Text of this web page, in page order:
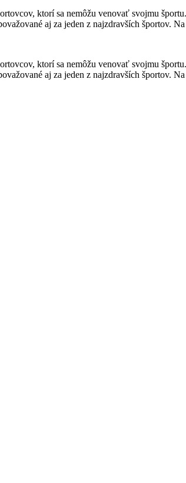
ktorí sa nemôžu venovať svojmu
aj za jeden z najzdravších športov.
ktorí sa nemôžu venovať svojmu
aj za jeden z najzdravších športov.